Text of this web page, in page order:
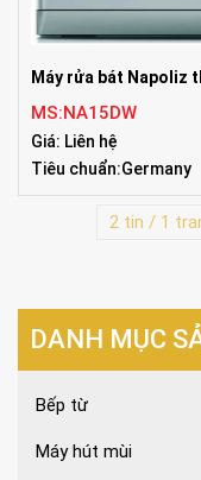
Máy rửa bát Napoliz
MS:NA15DW
Giá: Liên hệ
Tiêu chuẩn:Germany
2 tin / 1
DANH MỤC
Bếp từ
Máy hút mùi